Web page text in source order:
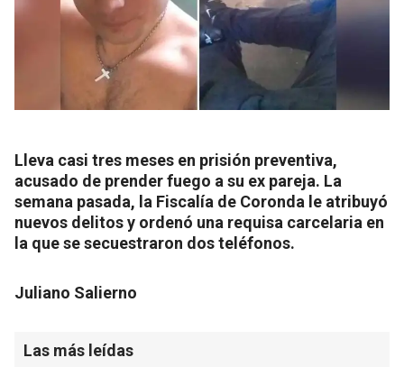
Lleva casi tres meses en prisión preventiva,
acusado de prender fuego a su ex pareja. La
semana pasada, la Fiscalía de Coronda le atribuyó
nuevos delitos y ordenó una requisa carcelaria en
la que se secuestraron dos teléfonos.
Juliano Salierno
Las más leídas